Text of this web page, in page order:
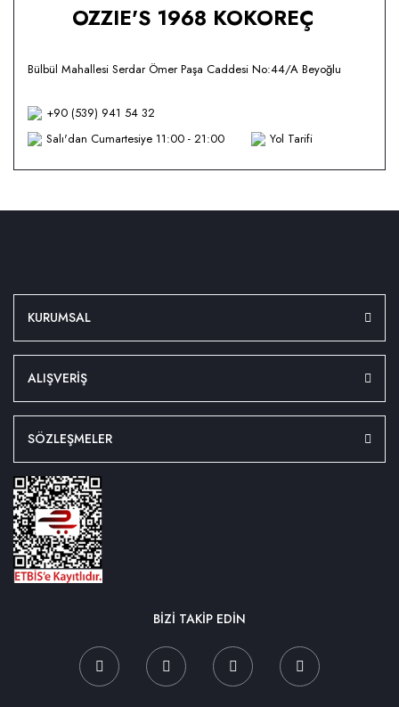
OZZIE'S 1968 KOKOREÇ
Bülbül Mahallesi Serdar Ömer Paşa Caddesi No:44/A Beyoğlu
+90 (539) 941 54 32
Salı'dan Cumartesiye 11:00 - 21:00
Yol Tarifi
KURUMSAL
ALIŞVERİŞ
SÖZLEŞMELER
BİZİ TAKİP EDİN